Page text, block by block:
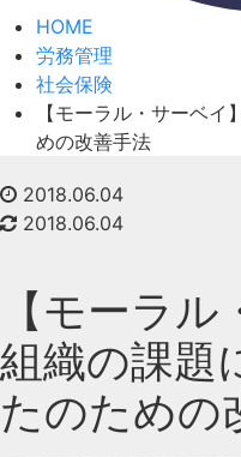
HOME
労務管理
社会保険
【モーラル・サーベ
めの改善手法
2018.06.04
2018.06.04
【モーラル
組織の課題
たのための